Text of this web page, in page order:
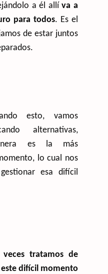
a él allíva a
para todos. Es el
de estar juntos
esto, vamos
alternativas,
es la más
lo cual nos
esa difícil
veces tratamos de
difícil momento